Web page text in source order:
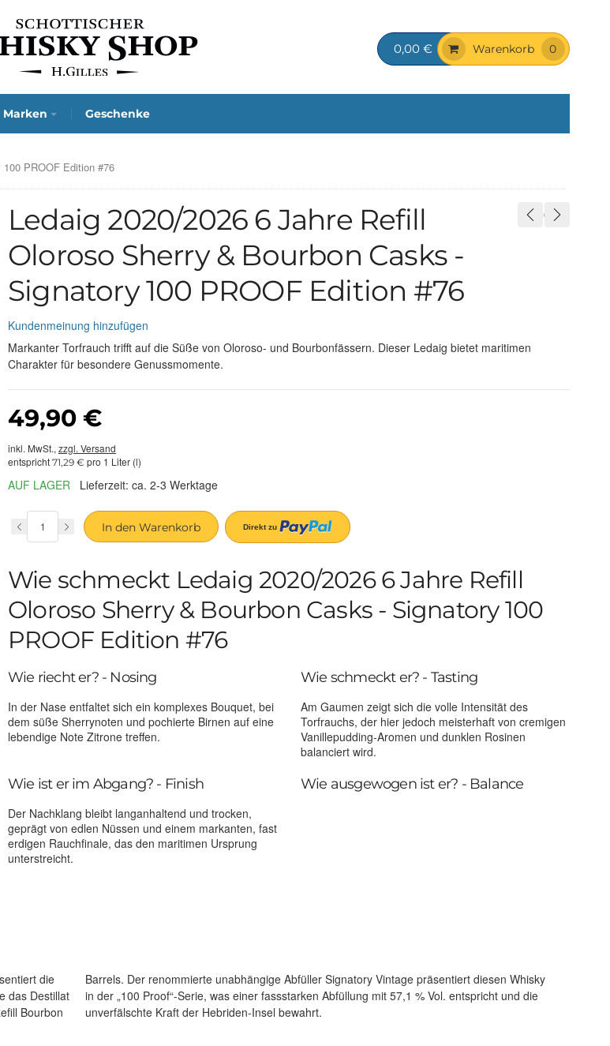
0,00 € Warenkorb 0
Marken Geschenke
PROOF Edition #76
Ledaig 2020/2026 6 Jahre Refill
Oloroso Sherry & Bourbon Casks -
Signatory 100 PROOF Edition #76
Kundenmeinung hinzufügen
Markanter Torfrauch trifft auf die Süße von Oloroso- und Bourbonfässern. Dieser Ledaig bietet maritimen
Charakter für besondere Genussmomente.
49,90 €
inkl. MwSt., zzgl. Versand
entspricht 71,29 € pro 1 Liter (l)
AUF LAGER Lieferzeit: ca. 2-3 Werktage
In den Warenkorb
Wie schmeckt Ledaig 2020/2026 6 Jahre Refill
Oloroso Sherry & Bourbon Casks - Signatory 100
PROOF Edition #76
Wie riecht er? - Nosing
In der Nase entfaltet sich ein komplexes Bouquet, bei
dem süße Sherrynoten und pochierte Birnen auf eine
lebendige Note Zitrone treffen.
Wie schmeckt er? - Tasting
Am Gaumen zeigt sich die volle Intensität des
Torfrauchs, der hier jedoch meisterhaft von cremigen
Vanillepudding-Aromen und dunklen Rosinen
balanciert wird.
Wie ist er im Abgang? - Finish
Der Nachklang bleibt langanhaltend und trocken,
geprägt von edlen Nüssen und einem markanten, fast
erdigen Rauchfinale, das den maritimen Ursprung
unterstreicht.
Wie ausgewogen ist er? - Balance
die
das Destillat
Bourbon
Whisky
und die
unverfälschte Kraft der Hebriden-Insel bewahrt.